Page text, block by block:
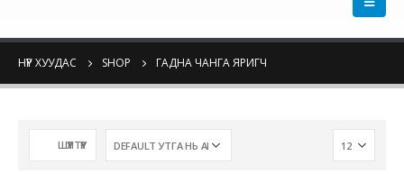
НҮҮР ХУУДАС SHOP ГАДНА ЧАНГА ЯРИГЧ
ШҮҮЛТҮҮР